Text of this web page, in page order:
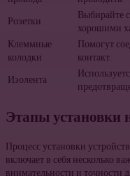
Розетки
Выбирайте
хорошими
Клеммные
колодки
Помогут
контакт.
Изолента
Этапы установки
Процесс установки
включает в себя несколько